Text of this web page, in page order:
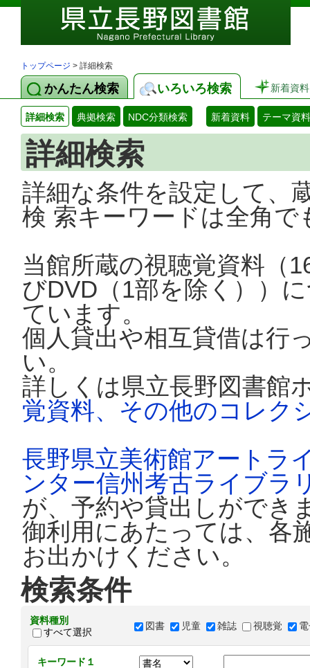
トップページ > 詳細検索
かんたん検索 いろいろ検索 新着資料
詳細検索 典拠検索 NDC分類検索 新着資料 テーマ資料
詳細検索
詳細な条件を設定して、
検 索キーワードは全角
当館所蔵の視聴覚資料（
びDVD（1部を除く））
ています。
個人貸出や相互貸借は行
い。
詳しくは県立長野図書館
覚資料、その他のコレク
長野県立美術館アートラ
ンター信州考古ライブラ
が、予約や貸出しができ
御利用にあたっては、各
お出かけください。
検索条件
資料種別
すべて選択
図書 児童 雑誌 視聴覚
キーワード１